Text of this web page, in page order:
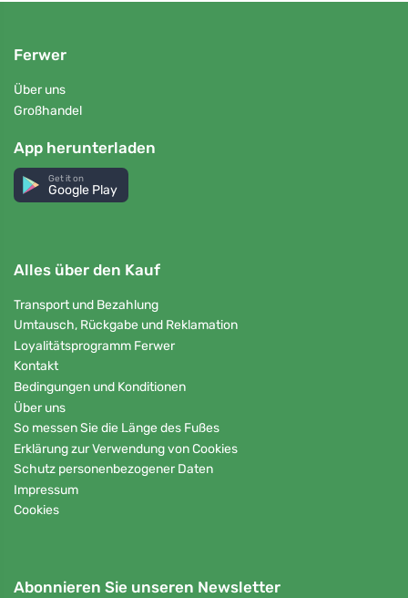
Ferwer
Über uns
Großhandel
App herunterladen
Get it on
Google Play
Alles über den Kauf
Transport und Bezahlung
Umtausch, Rückgabe und Reklamation
Loyalitätsprogramm Ferwer
Kontakt
Bedingungen und Konditionen
Über uns
So messen Sie die Länge des Fußes
Erklärung zur Verwendung von Cookies
Schutz personenbezogener Daten
Impressum
Cookies
Abonnieren Sie unseren Newsletter